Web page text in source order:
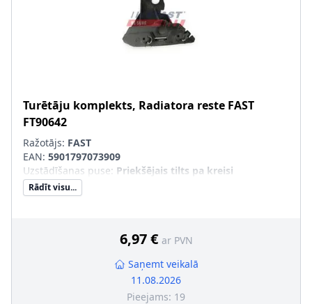
Turētāju komplekts, Radiatora reste FAST
FT90642
Ražotājs: FAST
EAN: 5901797073909
Uzstādīšanas puse: Priekšējais tilts pa kreisi
Rādīt visu...
6,97 € ar PVN
Saņemt veikalā
11.08.2026
Pieejams: 19